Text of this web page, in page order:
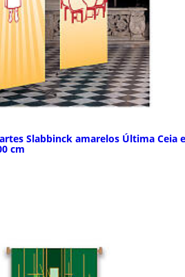
Slabbinck amarelos Última Ceia e
cm